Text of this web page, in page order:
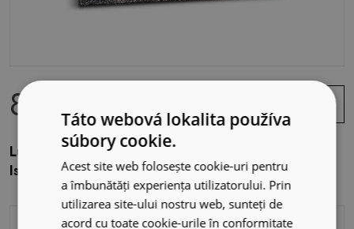
84.99 EUR
ponuku
Luxusný sklenený obraz Vodopád Skogafoss,
Island
Táto webová lokalita používa
súbory cookie.
Acest site web folosește cookie-uri pentru
a îmbunătăți experiența utilizatorului. Prin
utilizarea site-ului nostru web, sunteți de
acord cu toate cookie-urile în conformitate